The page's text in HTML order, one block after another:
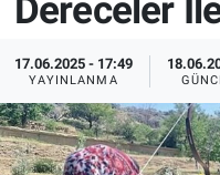
Dereceler
17.06.2025 - 17:49
YAYINLANMA